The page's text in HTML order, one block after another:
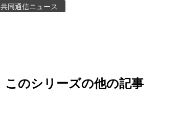
共同通信ニュース
このシリーズの他の記事